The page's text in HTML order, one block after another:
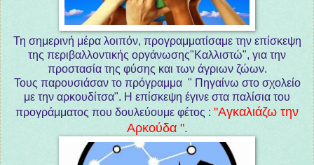
Τη σημερινή μέρα λοιπόν, προγραμματίσαμε την επίσκεψη
της περιβαλλοντικής οργάνωσης"Καλλιστώ", για την
προστασία της φύσης και των άγριων ζώων.
Τους παρουσιάσαν το πρόγραμμα " Πηγαίνω στο σχολείο
με την αρκουδίτσα". Η επίσκεψη έγινε στα παλίσια του
προγράμματος που δουλεύουμε φέτος : "Αγκαλιάζω την
Αρκούδα ".